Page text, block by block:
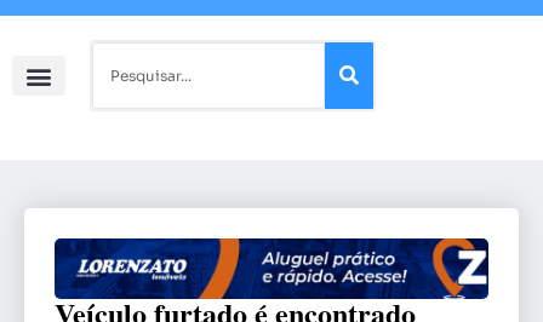
Veículo furtado é encontrado